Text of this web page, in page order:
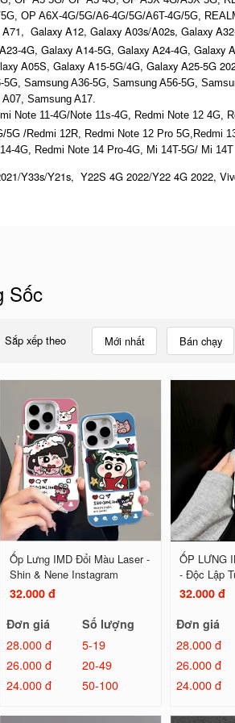
OP A6X-4G/5G/A6-4G/5G/A6T-4G/5G,
Galaxy A12, Galaxy A03s/A02s, Galaxy
4G, Galaxy A14-5G, Galaxy A24-4G, Galaxy
A05S, Galaxy A15-5G/4G, Galaxy A25-5G
Samsung A36-5G, Samsung A56-5G, S
Samsung A17.
Note 11-4G/Note 11s-4G, Redmi Note 12 4G,
5G /Redmi 12R, Redmi Note 12 Pro 5G,Redmi
4G, Redmi Note 14 Pro-4G, Mi 14T-5G/ Mi
Y33s/Y21s, Y22S 4G 2022/Y22 4G 2022,
Sốc
Sắp xếp theo Mới nhất Bán chạy
Ốp Lưng IMD Đổi Màu Laser -
Shin & Nene Instagram
32.000 đ
Đơn giá
Số lượng
28.000 đ
5-19
26.000 đ
20-49
24.000 đ
50-100
ỐP LƯNG
- Độc Lập
32.000 đ
Đơn giá
28.000 đ
26.000 đ
24.000 đ